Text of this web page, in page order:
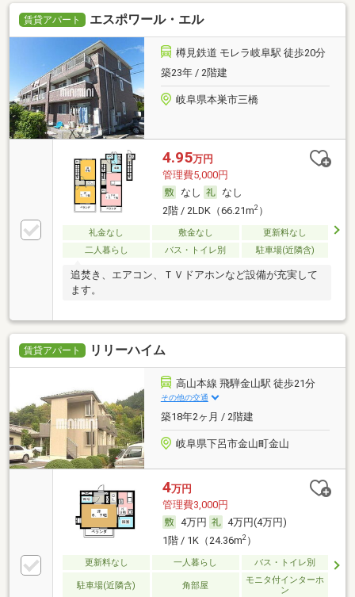
賃貸アパート エスポワール・エル
樽見鉄道 モレラ岐阜駅 徒歩20分
築23年 / 2階建
岐阜県本巣市三橋
4.95万円
管理費5,000円
なし
なし
2階 / 2LDK（66.21m2）
礼金なし 敷金なし
更新料なし
二人暮らし
バス・トイレ別 駐車場(近隣含)
追焚き、エアコン、ＴＶドアホンなど設備が充実して
ます。
賃貸アパート リリーハイム
高山本線 飛騨金山駅 徒歩21分
その他の交通
築18年2ヶ月 / 2階建
岐阜県下呂市金山町金山
4万円
管理費3,000円
4万円
4万円(4万円)
1階 / 1K（24.36m2）
更新料なし 一人暮らし バス・トイレ別
駐車場(近隣含) 角部屋
モニタ付インターホ
ン